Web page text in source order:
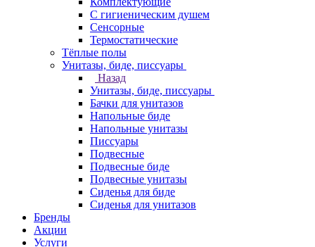
С гигиеническим душем
Сенсорные
Термостатические
Тёплые полы
Унитазы, биде, писсуары
Назад
Унитазы, биде, писсуары
Бачки для унитазов
Напольные биде
Напольные унитазы
Писсуары
Подвесные
Подвесные биде
Подвесные унитазы
Сиденья для биде
Сиденья для унитазов
Бренды
Акции
Услуги